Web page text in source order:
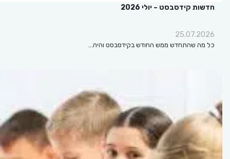
חדשות קידסבסט – יולי 2026
25.07.2026
כל מה שהתחדש ממש החודש בקידסבסט והיה…